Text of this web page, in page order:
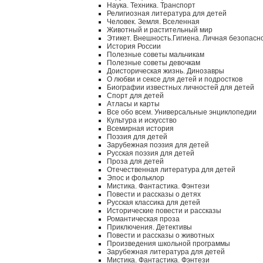
Наука. Техника. Транспорт
Религиозная литература для детей
Человек. Земля. Вселенная
Животный и растительный мир
Этикет. Внешность.Гигиена. Личная
История России
Полезные советы мальчикам
Полезные советы девочкам
Доисторическая жизнь. Динозавры
О любви и сексе для детей и подростков
Биографии известных личностей для детей
Спорт для детей
Атласы и карты
Все обо всем. Универсальные энциклопедии
Культура и искусство
Всемирная история
Поэзия для детей
Зарубежная поэзия для детей
Русская поэзия для детей
Проза для детей
Отечественная литература для детей
Эпос и фольклор
Мистика. Фантастика. Фэнтези
Повести и рассказы о детях
Русская классика для детей
Исторические повести и рассказы
Романтическая проза
Приключения. Детективы
Повести и рассказы о животных
Произведения школьной программы
Зарубежная литература для детей
Мистика. Фантастика. Фэнтези